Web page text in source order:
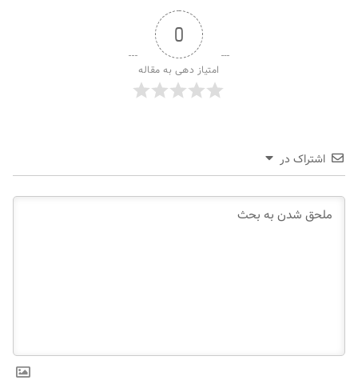
0
امتیاز دهی به مقاله
اشتراک در